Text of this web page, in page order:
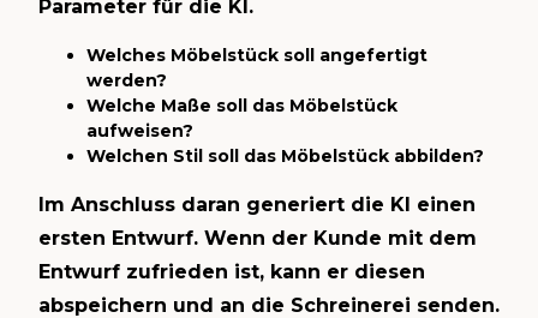
Parameter für die KI.
Welches Möbelstück soll angefertigt
werden?
Welche Maße soll das Möbelstück
aufweisen?
Welchen Stil soll das Möbelstück abbilden?
Im Anschluss daran generiert die KI einen
ersten Entwurf. Wenn der Kunde mit dem
Entwurf zufrieden ist, kann er diesen
abspeichern und an die Schreinerei senden.